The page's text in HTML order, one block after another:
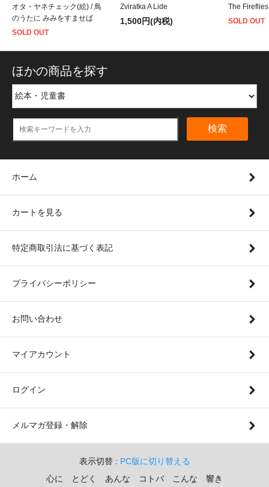
オタ・ヤネチェック(絵) / 鳥
のうたに みみをすませば
SOLD OUT
Zviratka A Lide
1,500円(内税)
The Fireflies
SOLD OUT
ほかの商品を探す
検索
ホーム
カートを見る
特定商取引法に基づく表記
プライバシーポリシー
お問い合わせ
マイアカウント
ログイン
メルマガ登録・解除
表示切替 : PC版に切り替える
心に とどく あんな コトバ こんな 響き